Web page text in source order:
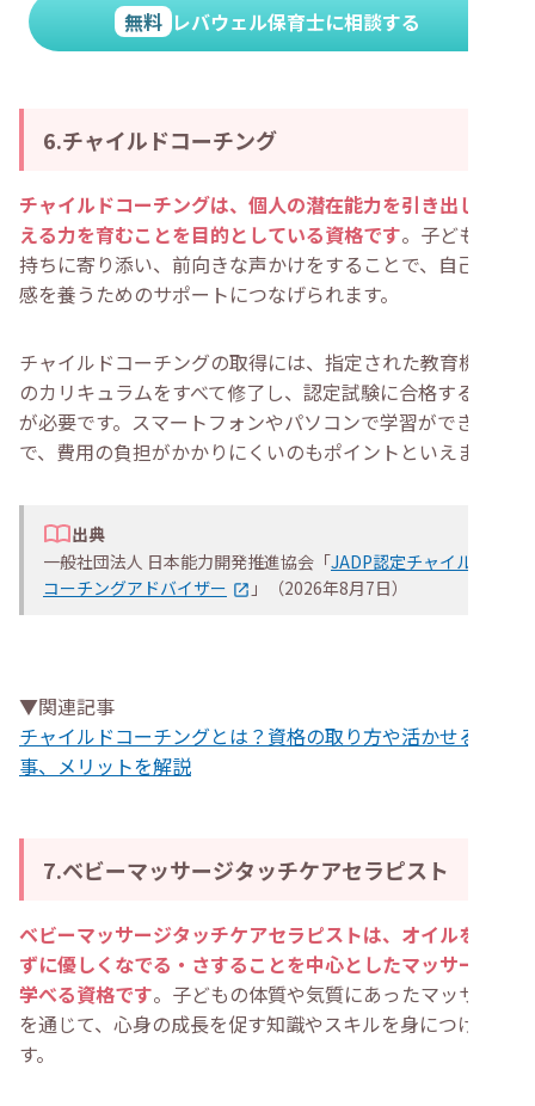
無料 レバウェル保育士に相談する
6.チャイルドコーチング
チャイルドコーチングは、個人の潜在能力を引き出し、考
える力を育むことを目的としている資格です。子どもの気
持ちに寄り添い、前向きな声かけをすることで、自己肯定
感を養うためのサポートにつなげられます。
チャイルドコーチングの取得には、指定された教育機関で
のカリキュラムをすべて修了し、認定試験に合格すること
が必要です。スマートフォンやパソコンで学習ができるの
で、費用の負担がかかりにくいのもポイントといえます。
出典
一般社団法人 日本能力開発推進協会「JADP認定チャイルド
コーチングアドバイザー
」（2026年8月7日）
▼関連記事
チャイルドコーチングとは？資格の取り方や活かせる仕
事、メリットを解説
7.ベビーマッサージタッチケアセラピスト
ベビーマッサージタッチケアセラピストは、オイルを使わ
ずに優しくなでる・さすることを中心としたマッサージを
学べる資格です。子どもの体質や気質にあったマッサージ
を通じて、心身の成長を促す知識やスキルを身につけま
す。